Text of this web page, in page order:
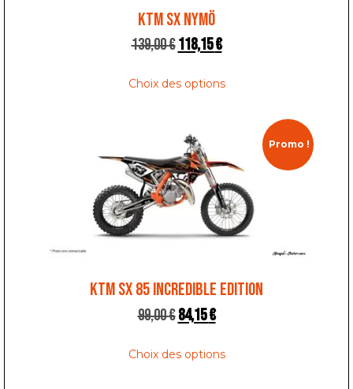
KTM SX NYMÖ
139,00€118,15€
Choix des options
Promo !
KTM SX 85 INCREDIBLE EDITION
99,00€84,15€
Choix des options